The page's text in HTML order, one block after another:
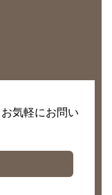
気軽にお問い